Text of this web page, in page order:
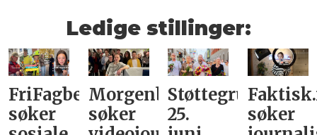
Ledige stillinger:
FriFagbevegelse
søker
Morgenbladet
søker
Støttegruppa
25.
søker